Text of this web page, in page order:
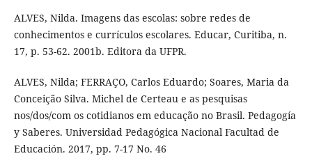
ALVES, Nilda. Imagens das escolas: sobre redes de
conhecimentos e currículos escolares. Educar, Curitiba, n.
17, p. 53-62. 2001b. Editora da UFPR.
ALVES, Nilda; FERRAÇO, Carlos Eduardo; Soares, Maria da
Conceição Silva. Michel de Certeau e as pesquisas
nos/dos/com os cotidianos em educação no Brasil. Pedagogía
y Saberes. Universidad Pedagógica Nacional Facultad de
Educación. 2017, pp. 7-17 No. 46